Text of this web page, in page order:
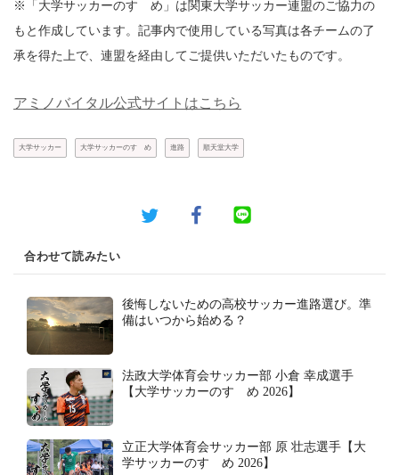
※「大学サッカーのすゝめ」は関東大学サッカー連盟のご協力の
もと作成しています。記事内で使用している写真は各チームの了
承を得た上で、連盟を経由してご提供いただいたものです。
アミノバイタル公式サイトはこちら
大学サッカー 大学サッカーのすゝめ 進路 順天堂大学
合わせて読みたい
後悔しないための高校サッカー進路選び。準
備はいつから始める？
法政大学体育会サッカー部 小倉 幸成選手
【大学サッカーのすゝめ 2026】
立正大学体育会サッカー部 原 壮志選手【大
学サッカーのすゝめ 2026】